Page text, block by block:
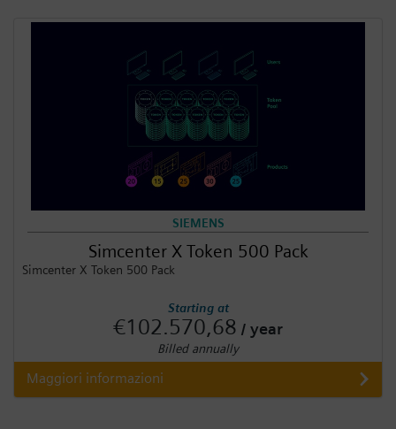
SIEMENS
Simcenter X Token 500 Pack
Simcenter X Token 500 Pack
Starting at
€102.570,68 / year
Billed annually
Maggiori informazioni